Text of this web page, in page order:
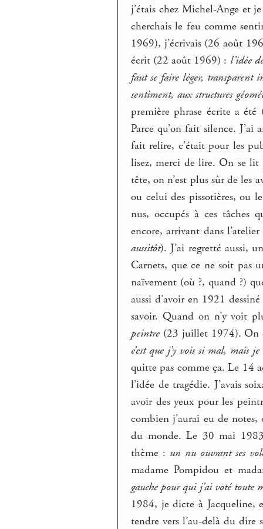
j’étais chez Michel-Ange et
cherchais le feu comme
1969), j’écrivais (26 août
écrit (22 août 1969) : l’idée
faut se faire léger,
sentiment, aux structures
première phrase écrite a
Parce qu’on fait silence.
fait relire, c’était pour les
lisez, merci de lire. On se lit
tête, on n’est plus sûr de les
ou celui des pissotières, ou
nus, occupés à ces tâches
encore, arrivant dans l’atelier
aussitôt). J’ai regretté aussi,
Carnets, que ce ne soit pas
naïvement (où ?, quand ?)
aussi d’avoir en 1921
savoir. Quand on n’y voit
peintre (23 juillet 1974). On
c’est que j’y vois si mal, mais
quitte pas comme ça. Le 14
l’idée de tragédie. J’avais
avoir des yeux pour les
combien j’aurai eu de
du monde. Le 30 mai
thème : un nu ouvrant ses
madame Pompidou et
gauche pour qui j’ai voté toute
1984, je dicte à Jacqueline,
tendre vers l’au-delà du dire